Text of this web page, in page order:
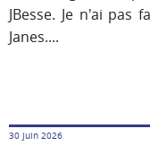
JBesse. Je n'ai pas
Janes....
30 juin 2026